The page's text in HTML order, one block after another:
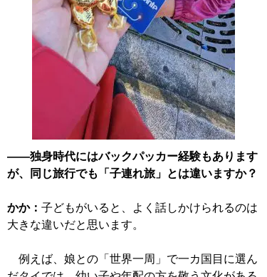
――独身時代にはバックパッカー経験もあります
が、同じ旅行でも「子連れ旅」とは違いますか？
かか： 子どもがいると、よく話しかけられるのは
大きな違いだと思います。
例えば、娘との「世界一周」で一カ国目に選ん